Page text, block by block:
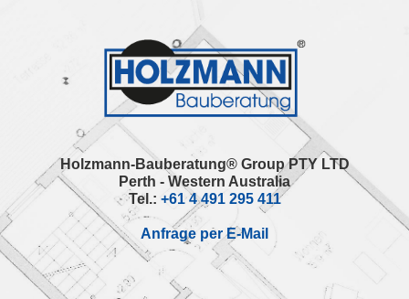
navigation
Holzmann-Bauberatung® Group PTY LTD
Perth - Western Australia
Tel.: +61 4 491 295 411
Anfrage per E-Mail